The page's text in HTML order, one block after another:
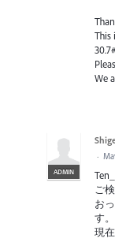
This
We
ADMIN
·
ご
お
す。
現